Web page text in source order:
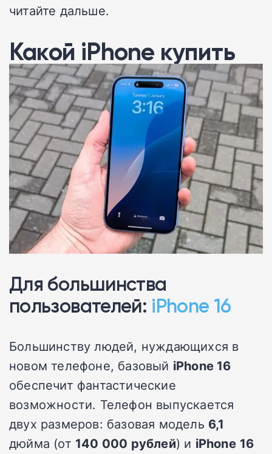
читайте дальше.
Какой iPhone купить
Для большинства
пользователей: iPhone 16
Большинству людей, нуждающихся в
новом телефоне, базовый iPhone 16
обеспечит фантастические
возможности. Телефон выпускается
двух размеров: базовая модель 6,1
дюйма (от 140 000 рублей) и iPhone 16